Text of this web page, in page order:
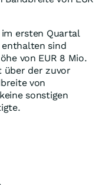
im ersten Quartal
enthalten sind
von EUR 8 Mio.
über der zuvor
von
sonstigen